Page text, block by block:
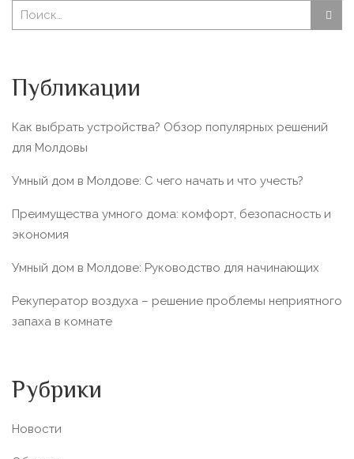
Публикации
Как выбрать устройства? Обзор популярных решений
для Молдовы
Умный дом в Молдове: С чего начать и что учесть?
Преимущества умного дома: комфорт, безопасность и
экономия
Умный дом в Молдове: Руководство для начинающих
Рекуператор воздуха – решение проблемы неприятного
запаха в комнате
Рубрики
Новости